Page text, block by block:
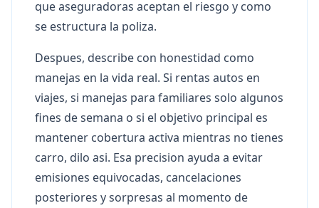
que aseguradoras aceptan el riesgo y como
se estructura la poliza.
Despues, describe con honestidad como
manejas en la vida real. Si rentas autos en
viajes, si manejas para familiares solo algunos
fines de semana o si el objetivo principal es
mantener cobertura activa mientras no tienes
carro, dilo asi. Esa precision ayuda a evitar
emisiones equivocadas, cancelaciones
posteriores y sorpresas al momento de